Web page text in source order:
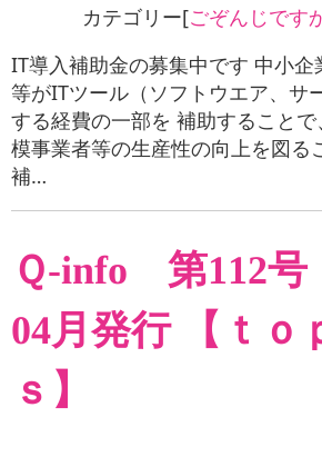
カテゴリー[ごぞんじです
IT導入補助金の募集中です 中小
等がITツール（ソフトウエア、サ
する経費の一部を 補助すること
模事業者等の生産性の向上を図る
補…
Ｑ-info 第112
04月発行 【ｔｏ
ｓ】